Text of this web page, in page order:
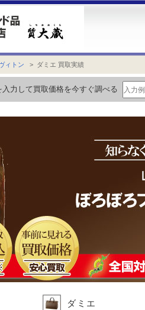
ィトン > ダミエ 買取実績
力して買取価格を今すぐ調べる
ダミエ